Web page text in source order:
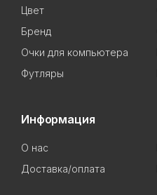
Цвет
Бренд
Очки для компьютера
Футляры
Информация
О нас
Доставка/оплата